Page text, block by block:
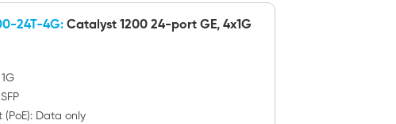
24T-4G:Catalyst 1200 24-port GE, 4x1G
(PoE): Data only